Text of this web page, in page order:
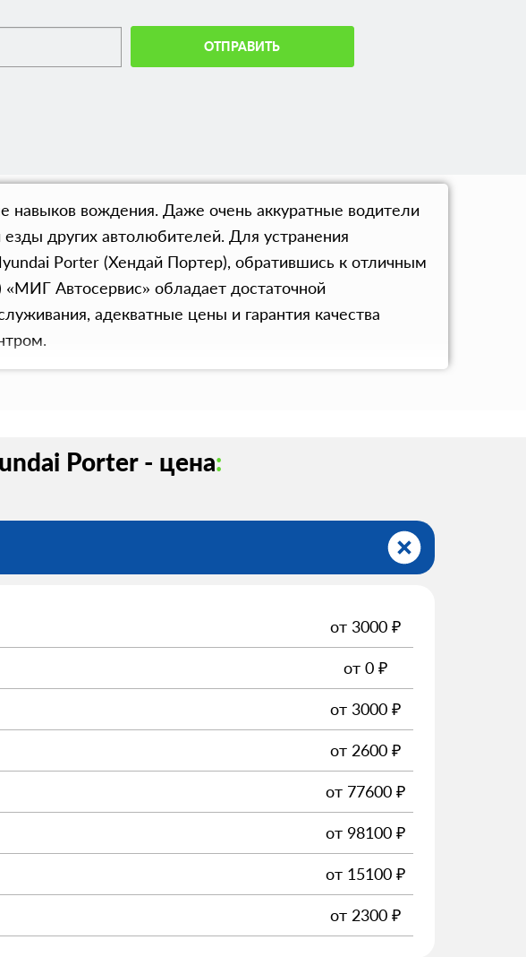
ОТПРАВИТЬ
навыков вождения. Даже очень аккуратные водители
других автолюбителей. Для устранения
Porter (Хендай Портер), обратившись к отличным
Автосервис» обладает достаточной
адекватные цены и гарантия качества
Porter - цена:
от 3000 ₽
от 0 ₽
от 3000 ₽
от 2600 ₽
от 77600 ₽
от 98100 ₽
от 15100 ₽
от 2300 ₽